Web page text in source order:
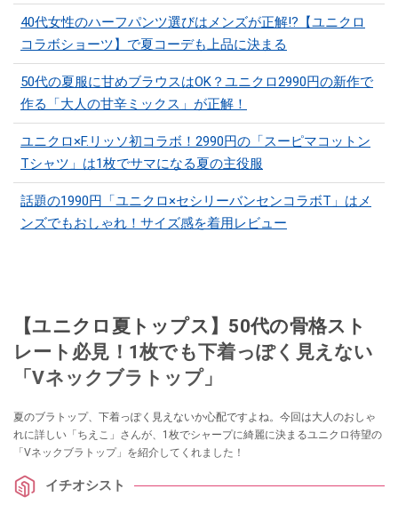
40代女性のハーフパンツ選びはメンズが正解!?【ユニクロ
コラボショーツ】で夏コーデも上品に決まる
50代の夏服に甘めブラウスはOK？ユニクロ2990円の新作で
作る「大人の甘辛ミックス」が正解！
ユニクロ×F.リッソ初コラボ！2990円の「スーピマコットン
Tシャツ」は1枚でサマになる夏の主役服
話題の1990円「ユニクロ×セシリーバンセンコラボT」はメ
ンズでもおしゃれ！サイズ感を着用レビュー
【ユニクロ夏トップス】50代の骨格スト
レート必見！1枚でも下着っぽく見えない
「Vネックブラトップ」
夏のブラトップ、下着っぽく見えないか心配ですよね。今回は大人のおしゃ
れに詳しい「ちえこ」さんが、1枚でシャープに綺麗に決まるユニクロ待望の
「Vネックブラトップ」を紹介してくれました！
イチオシスト